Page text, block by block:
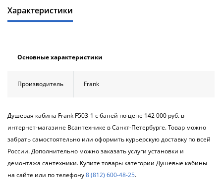
Характеристики
Основные характеристики
Производитель Frank
Душевая кабина Frank F503-1 с баней по цене 142 000 руб. в
интернет-магазине Всантехнике в Санкт-Петербурге. Товар можно
забрать самостоятельно или оформить курьерскую доставку по всей
России. Дополнительно можно заказать услуги установки и
демонтажа сантехники. Купите товары категории Душевые кабины
на сайте или по телефону8 (812) 600-48-25.